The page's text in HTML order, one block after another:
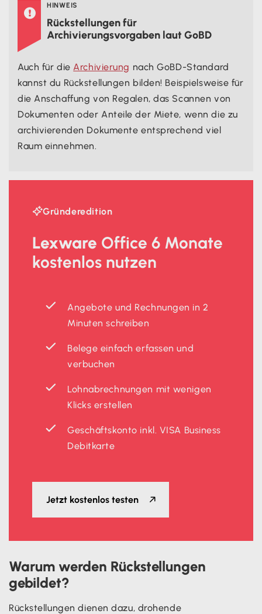
 HINWEIS
Rückstellungen für
Archivierungsvorgaben laut GoBD
Auch für dieArchivierung nach GoBD-Standard
kannst du Rückstellungen bilden! Beispielsweise für
die Anschaffung von Regalen, das Scannen von
Dokumenten oder Anteile der Miete, wenn die zu
archivierenden Dokumente entsprechend viel
Raum einnehmen.
Gründeredition
Lexware Office 6 Monate
kostenlos nutzen
Angebote und Rechnungen in 2
Minuten schreiben
Belege einfach erfassen und
verbuchen
Lohnabrechnungen mit wenigen
Klicks erstellen
Geschäftskonto inkl. VISA Business
Debitkarte
Jetzt kostenlos testen
Warum werden Rückstellungen
gebildet?
Rückstellungen dienen dazu, drohende